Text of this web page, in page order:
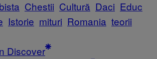
Chestii Cultură Daci Educ
Istorie mituri Romania teorii
Discover